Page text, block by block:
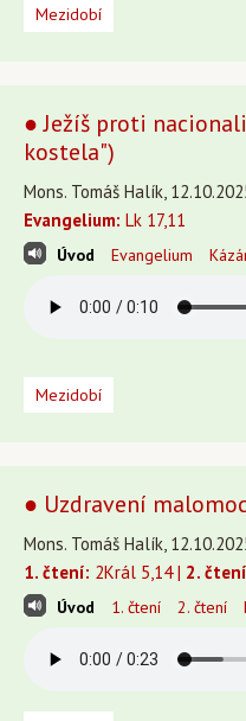
Mezidobí
● Ježíš proti
kostela")
Mons. Tomáš Halík,
Evangelium: Lk 17,11
Úvod Evangelium
Mezidobí
● Uzdravení
Mons. Tomáš Halík,
1. čtení: 2Král 5,14 | 2.
Úvod 1. čtení 2. čtení